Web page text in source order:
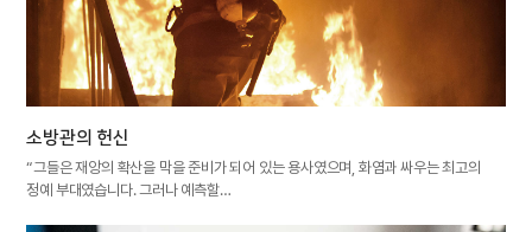
소방관의 헌신
“그들은 재앙의 확산을 막을 준비가 되어 있는 용사였으며, 화염과 싸우는 최고의
정예 부대였습니다. 그러나 예측할…